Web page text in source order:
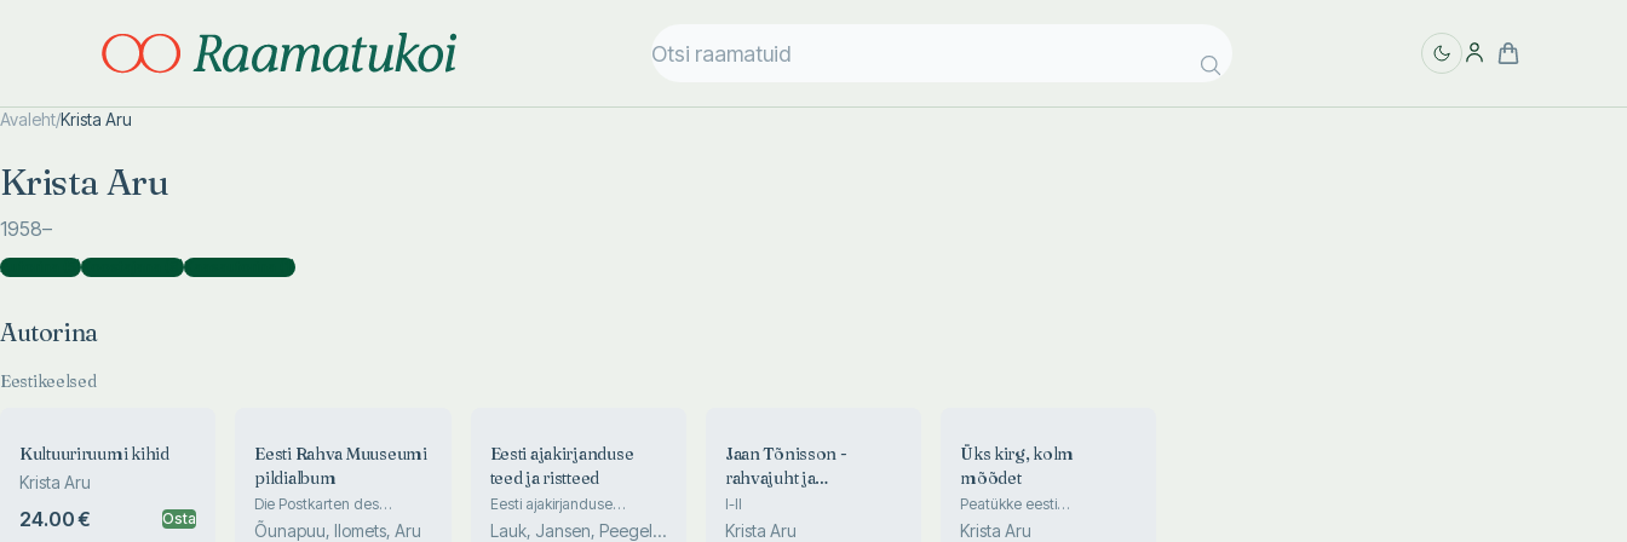
Avaleht/Krista Aru
Krista Aru
1958–
Autorina )Koostajana )Kaasautorina )
Autorina
Eestikeelsed
Kultuuriruumi kihid
Krista Aru
24.00 € Osta
Eesti Rahva Muuseumi
pildialbum
Die Postkarten des
Estnischen
Õunapuu, Ilomets, Aru
Eesti ajakirjanduse
teed ja ristteed
Eesti ajakirjanduse
arengust (XVII sajandist
Lauk, Jansen, Peegel,
Jaan Tõnisson -
rahvajuht ja
riigivanem
I-II
Krista Aru
Üks kirg, kolm
mõõdet
Peatükke eesti
toimetajakesksest
Krista Aru